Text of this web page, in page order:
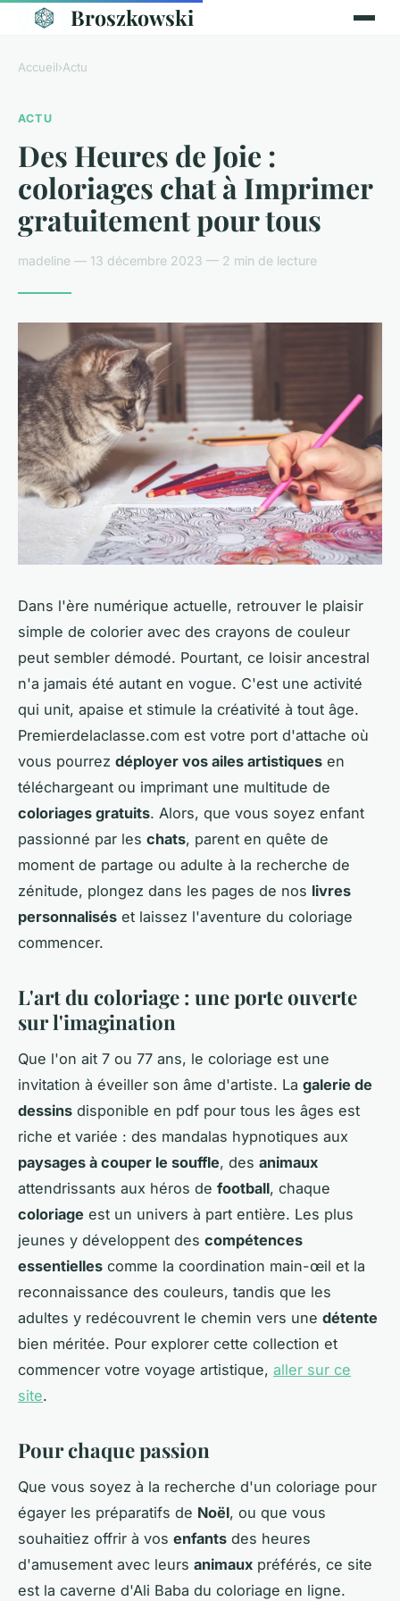
Broszkowski
Accueil›Actu
ACTU
Des Heures de Joie :
coloriages chat à Imprimer
gratuitement pour tous
madeline — 13 décembre 2023 — 2 min de lecture
Dans l'ère numérique actuelle, retrouver le plaisir
simple de colorier avec des crayons de couleur
peut sembler démodé. Pourtant, ce loisir ancestral
n'a jamais été autant en vogue. C'est une activité
qui unit, apaise et stimule la créativité à tout âge.
Premierdelaclasse.com est votre port d'attache où
vous pourrez déployer vos ailes artistiques en
téléchargeant ou imprimant une multitude de
coloriages gratuits. Alors, que vous soyez enfant
passionné par les chats, parent en quête de
moment de partage ou adulte à la recherche de
zénitude, plongez dans les pages de nos livres
personnalisés et laissez l'aventure du coloriage
commencer.
L'art du coloriage : une porte ouverte
sur l'imagination
Que l'on ait 7 ou 77 ans, le coloriage est une
invitation à éveiller son âme d'artiste. La galerie de
dessins disponible en pdf pour tous les âges est
riche et variée : des mandalas hypnotiques aux
paysages à couper le souffle, des animaux
attendrissants aux héros de football, chaque
coloriage est un univers à part entière. Les plus
jeunes y développent des compétences
essentielles comme la coordination main-œil et la
reconnaissance des couleurs, tandis que les
adultes y redécouvrent le chemin vers une détente
bien méritée. Pour explorer cette collection et
commencer votre voyage artistique, aller sur ce
site.
Pour chaque passion
Que vous soyez à la recherche d'un coloriage pour
égayer les préparatifs de Noël, ou que vous
souhaitiez offrir à vos enfants des heures
d'amusement avec leurs animaux préférés, ce site
est la caverne d'Ali Baba du coloriage en ligne.